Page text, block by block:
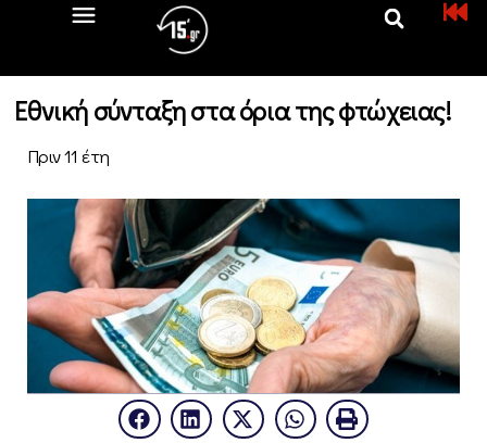
Εθνική σύνταξη στα όρια της φτώχειας!
Πριν 11 έτη